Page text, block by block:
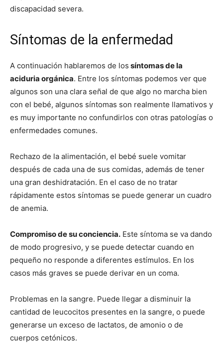
discapacidad severa.
Síntomas de la enfermedad
A continuación hablaremos de los síntomas de la
aciduria orgánica. Entre los síntomas podemos ver que
algunos son una clara señal de que algo no marcha bien
con el bebé, algunos síntomas son realmente llamativos y
es muy importante no confundirlos con otras patologías o
enfermedades comunes.
Rechazo de la alimentación, el bebé suele vomitar
después de cada una de sus comidas, además de tener
una gran deshidratación. En el caso de no tratar
rápidamente estos síntomas se puede generar un cuadro
de anemia.
Compromiso de su conciencia. Este síntoma se va dando
de modo progresivo, y se puede detectar cuando en
pequeño no responde a diferentes estímulos. En los
casos más graves se puede derivar en un coma.
Problemas en la sangre. Puede llegar a disminuir la
cantidad de leucocitos presentes en la sangre, o puede
generarse un exceso de lactatos, de amonio o de
cuerpos cetónicos.